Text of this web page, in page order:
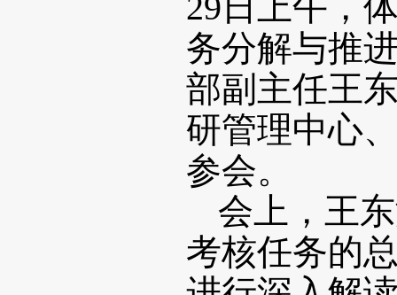
务分解与推
部副主任王
研管理中心
参会。
会上，王
考核任务的